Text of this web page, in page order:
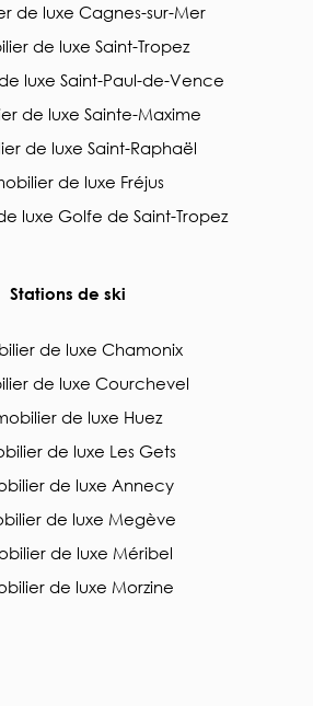
de luxe Cagnes-sur-Mer
de luxe Saint-Tropez
luxe Saint-Paul-de-Vence
de luxe Sainte-Maxime
de luxe Saint-Raphaël
de luxe Fréjus
luxe Golfe de Saint-Tropez
Stations de ski
de luxe Chamonix
de luxe Courchevel
de luxe Huez
de luxe Les Gets
de luxe Annecy
de luxe Megève
de luxe Méribel
de luxe Morzine